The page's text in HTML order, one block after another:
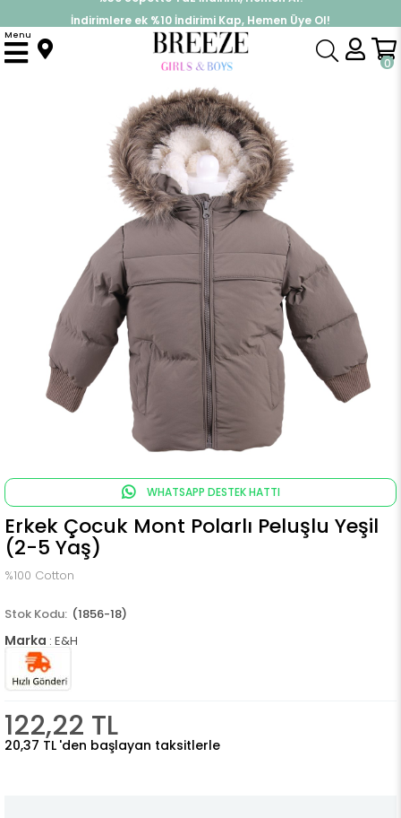
%30 Sepette Yaz İndirimi, Hemen Al!
İndirimlere ek %10 İndirimi Kap, Hemen Üye Ol!
0
Menu
Anasayfa
WHATSAPP DESTEK HATTI
Erkek Çocuk Mont Polarlı Peluşlu Yeşil
(2-5 Yaş)
%100 Cotton
(1856-18)
Marka : E&H
122,22 TL
20,37 TL 'den başlayan taksitlerle